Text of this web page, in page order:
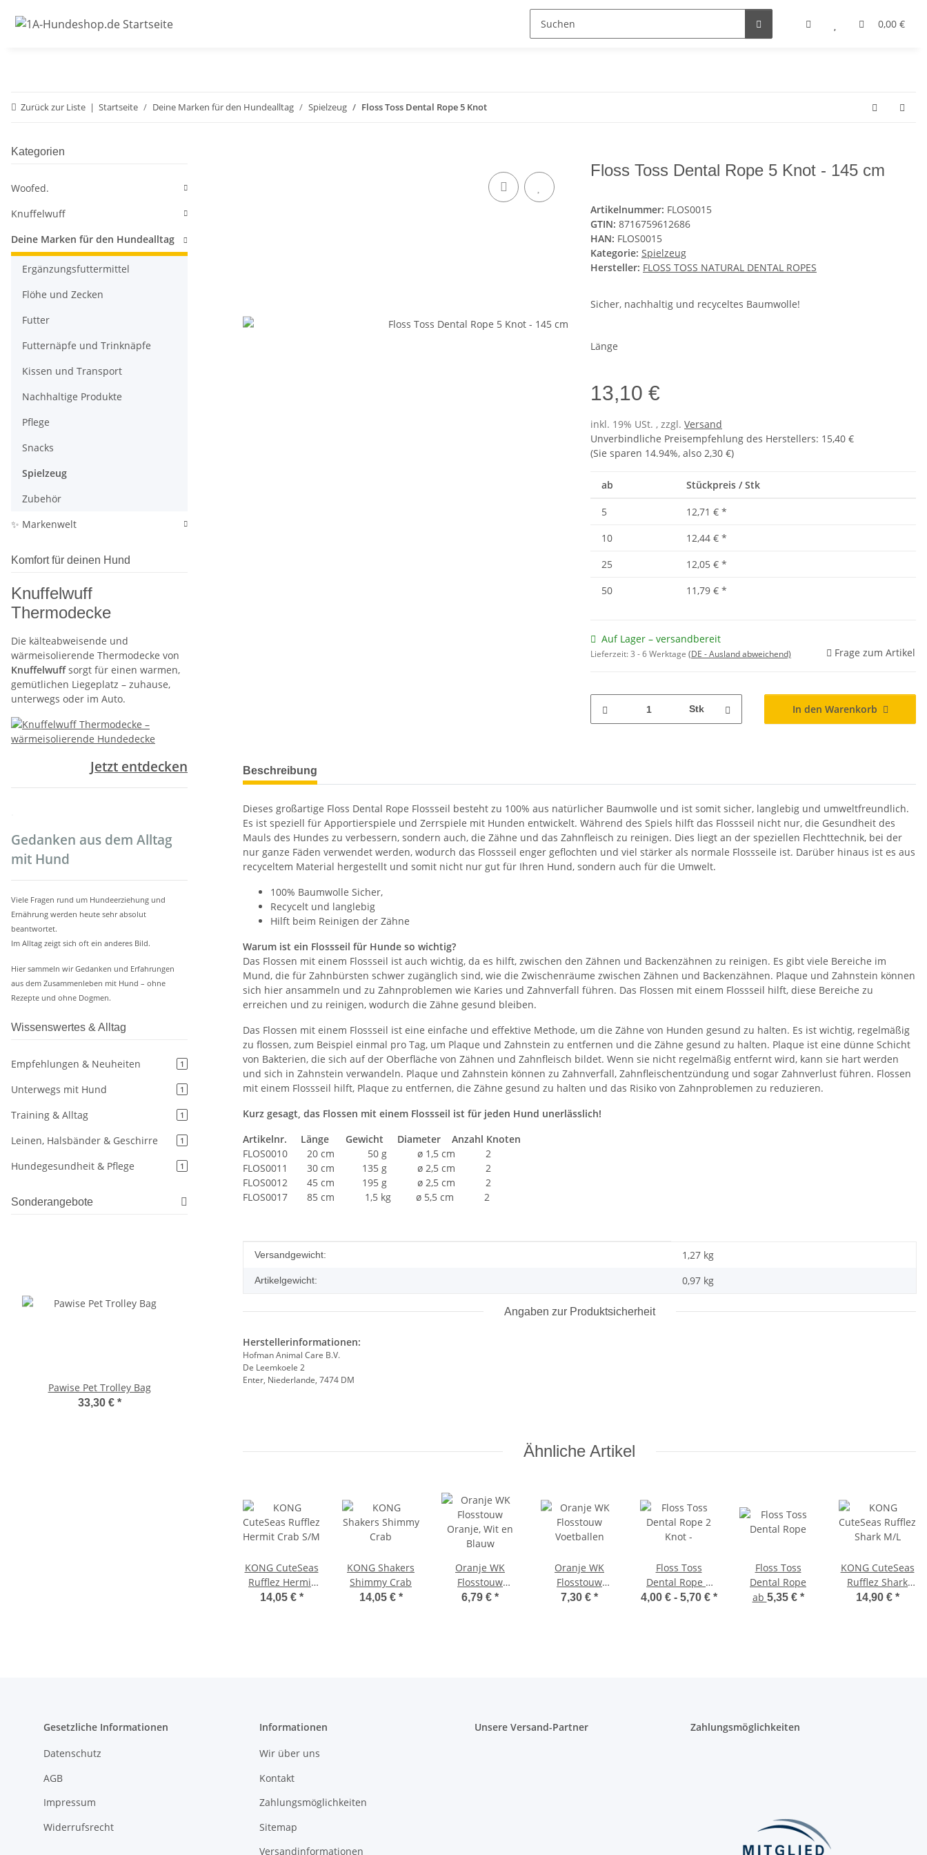
0,00 €
Zurück zur Liste Startseite Deine Marken für den Hundealltag Spielzeug Floss Toss Dental Rope 5 Knot
Floss Toss Dental Rope 5 Knot - 145 cm
Artikelnummer: FLOS0015
GTIN: 8716759612686
HAN: FLOS0015
Kategorie: Spielzeug
Hersteller: FLOSS TOSS NATURAL DENTAL ROPES
Sicher, nachhaltig und recyceltes Baumwolle!
Länge
13,10 €
inkl. 19% USt. , zzgl. Versand
Unverbindliche Preisempfehlung des Herstellers: 15,40 €
(Sie sparen 14.94%, also 2,30 €)
ab Stückpreis / Stk
5 12,71 € *
10
12,44 € *
25
12,05 € *
50
11,79 € *
Auf Lager – versandbereit
Lieferzeit:3 - 6 Werktage (DE - Ausland abweichend) Frage zum Artikel
Stk In den Warenkorb
weitere Registerkarten anzeigen
Beschreibung
Dieses großartige Floss Dental Rope Flossseil besteht zu 100% aus natürlicher Baumwolle und ist somit sicher, langlebig und umweltfreundlich.
Es ist speziell für Apportierspiele und Zerrspiele mit Hunden entwickelt. Während des Spiels hilft das Flossseil nicht nur, die Gesundheit des
Mauls des Hundes zu verbessern, sondern auch, die Zähne und das Zahnfleisch zu reinigen. Dies liegt an der speziellen Flechttechnik, bei der
nur ganze Fäden verwendet werden, wodurch das Flossseil enger geflochten und viel stärker als normale Flossseile ist. Darüber hinaus ist es aus
recyceltem Material hergestellt und somit nicht nur gut für Ihren Hund, sondern auch für die Umwelt.
100% Baumwolle Sicher,
Recycelt und langlebig
Hilft beim Reinigen der Zähne
Warum ist ein Flossseil für Hunde so wichtig?
Das Flossen mit einem Flossseil ist auch wichtig, da es hilft, zwischen den Zähnen und Backenzähnen zu reinigen. Es gibt viele Bereiche im
Mund, die für Zahnbürsten schwer zugänglich sind, wie die Zwischenräume zwischen Zähnen und Backenzähnen. Plaque und Zahnstein können
sich hier ansammeln und zu Zahnproblemen wie Karies und Zahnverfall führen. Das Flossen mit einem Flossseil hilft, diese Bereiche zu
erreichen und zu reinigen, wodurch die Zähne gesund bleiben.
Das Flossen mit einem Flossseil ist eine einfache und effektive Methode, um die Zähne von Hunden gesund zu halten. Es ist wichtig, regelmäßig
zu flossen, zum Beispiel einmal pro Tag, um Plaque und Zahnstein zu entfernen und die Zähne gesund zu halten. Plaque ist eine dünne Schicht
von Bakterien, die sich auf der Oberfläche von Zähnen und Zahnfleisch bildet. Wenn sie nicht regelmäßig entfernt wird, kann sie hart werden
und sich in Zahnstein verwandeln. Plaque und Zahnstein können zu Zahnverfall, Zahnfleischentzündung und sogar Zahnverlust führen. Flossen
mit einem Flossseil hilft, Plaque zu entfernen, die Zähne gesund zu halten und das Risiko von Zahnproblemen zu reduzieren.
Kurz gesagt, das Flossen mit einem Flossseil ist für jeden Hund unerlässlich!
Artikelnr. Länge Gewicht Diameter Anzahl Knoten
FLOS0010 20 cm 50 g ø 1,5 cm 2
FLOS0011 30 cm 135 g ø 2,5 cm 2
FLOS0012 45 cm 195 g ø 2,5 cm 2
FLOS0017 85 cm 1,5 kg ø 5,5 cm 2
Produkteigenschaft
Wert
Versandgewicht: 1,27 kg
Artikelgewicht: 0,97 kg
Angaben zur Produktsicherheit
Herstellerinformationen:
Hofman Animal Care B.V.
De Leemkoele 2
Enter, Niederlande, 7474 DM
Ähnliche Artikel
KONG CuteSeas
Rufflez Hermit
Crab S/M
14,05 € *
KONG Shakers
Shimmy Crab
14,05 € *
Oranje WK
Flosstouw
Oranje, Wit en
6,79 € *
Oranje WK
Flosstouw
Voetballen
7,30 € *
Floss Toss
Dental Rope 2
Knot -
4,00 € - 5,70 € *
Floss Toss
Dental Rope
ab 5,35 € *
KONG CuteSeas
Rufflez Shark
M/L
14,90 € *
Kategorien
Woofed.
Knuffelwuff
Deine Marken für den Hundealltag
Ergänzungsfuttermittel
Flöhe und Zecken
Futter
Futternäpfe und Trinknäpfe
Kissen und Transport
Nachhaltige Produkte
Pflege
Snacks
Spielzeug
Zubehör
✨ Markenwelt
Komfort für deinen Hund
Knuffelwuff
Thermodecke
Die kälteabweisende und
wärmeisolierende Thermodecke von
Knuffelwuffsorgt für einen warmen,
gemütlichen Liegeplatz – zuhause,
unterwegs oder im Auto.
Jetzt entdecken
Gedanken aus dem Alltag
mit Hund
Viele Fragen rund um Hundeerziehung und
Ernährung werden heute sehr absolut
beantwortet.
Im Alltag zeigt sich oft ein anderes Bild.
Hier sammeln wir Gedanken und Erfahrungen
aus dem Zusammenleben mit Hund – ohne
Rezepte und ohne Dogmen.
Wissenswertes & Alltag
Empfehlungen & Neuheiten 1
Unterwegs mit Hund 1
Training & Alltag 1
Leinen, Halsbänder & Geschirre 1
Hundegesundheit & Pflege 1
Sonderangebote
Pawise Pet Trolley Bag
33,30 € *
Compaws Trolley London 40 cm
Gesetzliche Informationen
Datenschutz
AGB
Impressum
Widerrufsrecht
Informationen
Wir über uns
Kontakt
Zahlungsmöglichkeiten
Sitemap
Versandinformationen
Unsere Versand-Partner Zahlungsmöglichkeiten